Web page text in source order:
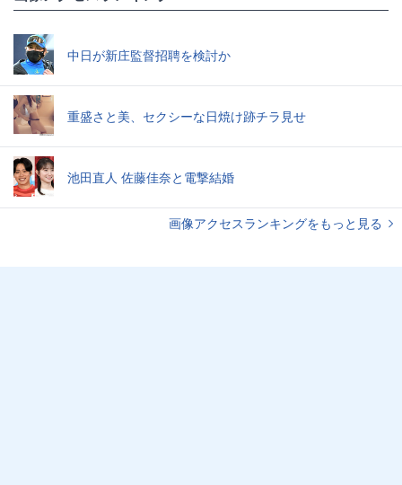
中日が新庄監督招聘を検討か
重盛さと美、セクシーな日焼け跡チラ見せ
池田直人 佐藤佳奈と電撃結婚
画像アクセスランキングをもっと見る